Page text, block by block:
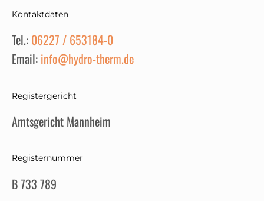
l
ä
u
g
Kontaktdaten
Tel.: 06227 / 653184-0
Email: info@hydro-therm.de
Registergericht
Amtsgericht Mannheim
Registernummer
B 733 789